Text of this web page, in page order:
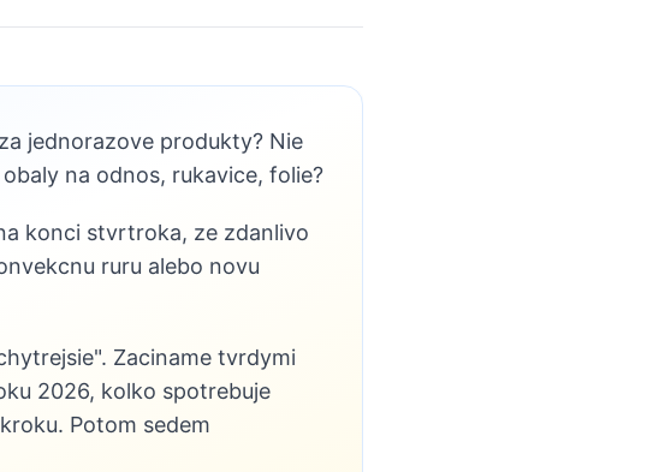
jednorazove produkty? Nie
na odnos, rukavice, folie?
konci stvrtroka, ze zdanlivo
ruru alebo novu
Zaciname tvrdymi
2026, kolko spotrebuje
Potom sedem